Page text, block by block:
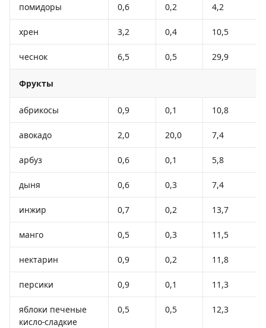
помидоры 0,6 0,2 4,2
хрен 3,2 0,4 10,5
чеснок 6,5 0,5 29,9
Фрукты
абрикосы 0,9 0,1 10,8
авокадо 2,0 20,0 7,4
арбуз 0,6 0,1 5,8
дыня 0,6 0,3 7,4
инжир 0,7 0,2 13,7
манго 0,5 0,3 11,5
нектарин 0,9 0,2 11,8
персики 0,9 0,1 11,3
яблоки печеные
кисло-сладкие
0,5 0,5 12,3